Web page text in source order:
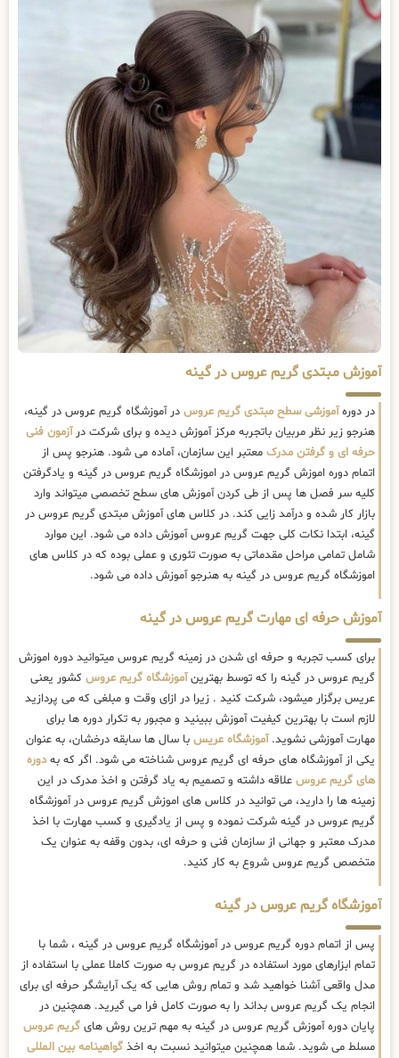
آموزش مبتدی گریم عروس در گینه
در دورهآموزشی سطح مبتدی گریم عروس در آموزشگاه گریم عروس در گینه،
هنرجو زیر نظر مربیان باتجربه مرکز آموزش دیده و برای شرکت درآزمون فنی
حرفه ای و گرفتن مدرک معتبر این سازمان، آماده می شود. هنرجو پس از
اتمام دوره اموزش گریم عروس در اموزشگاه گریم عروس در گینه و یادگرفتن
کلیه سر فصل ها پس از طی کردن آموزش های سطح تخصصی میتواند وارد
بازار کار شده و درآمد زایی کند. در کلاس های آموزش مبتدی گریم عروس در
گینه، ابتدا نکات کلی جهت گریم عروس آموزش داده می شود. این موارد
شامل تمامی مراحل مقدماتی به صورت تئوری و عملی بوده که در کلاس های
اموزشگاه گریم عروس در گینه به هنرجو آموزش داده می شود.
آموزش حرفه ای مهارت گریم عروس در گینه
برای کسب تجربه و حرفه ای شدن در زمینه گریم عروس میتوانید دوره اموزش
گریم عروس در گینه را که توسط بهترینآموزشگاه گریم عروس کشور یعنی
عریس برگزار میشود، شرکت کنید . زیرا در ازای وقت و مبلغی که می پردازید
لازم است با بهترین کیفیت آموزش ببینید و مجبور به تکرار دوره ها برای
مهارت آموزشی نشوید.آموزشگاه عریس با سال ها سابقه درخشان، به عنوان
یکی از آموزشگاه های حرفه ای گریم عروس شناخته می شود. اگر که بهدوره
های گریم عروس علاقه داشته و تصمیم به یاد گرفتن و اخذ مدرک در این
زمینه ها را دارید، می توانید در کلاس های اموزش گریم عروس در آموزشگاه
گریم عروس در گینه شرکت نموده و پس از یادگیری و کسب مهارت با اخذ
مدرک معتبر و جهانی از سازمان فنی و حرفه ای، بدون وقفه به عنوان یک
متخصص گریم عروس شروع به کار کنید.
آموزشگاه گریم عروس در گینه
پس از اتمام دوره گریم عروس در آموزشگاه گریم عروس در گینه ، شما با
تمام ابزارهای مورد استفاده در گریم عروس به صورت کاملا عملی با استفاده از
مدل واقعی آشنا خواهید شد و تمام روش هایی که یک آرایشگر حرفه ای برای
انجام یک گریم عروس بداند را به صورت کامل فرا می گیرید. همچنین در
پایان دوره آموزش گریم عروس در گینه به مهم ترین روش های گریم عروس
مسلط می شوید. شما همچنین میتوانید نسبت به اخذ گواهینامه بین المللی